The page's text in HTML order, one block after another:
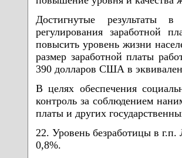
Достигнутые результаты
регулирования заработной
повысить уровень жизни
размер заработной платы
390 долларов США в
В целях обеспечения
контроль за соблюдением
платы и других
22. Уровень безработицы в г.п.
0,8%.